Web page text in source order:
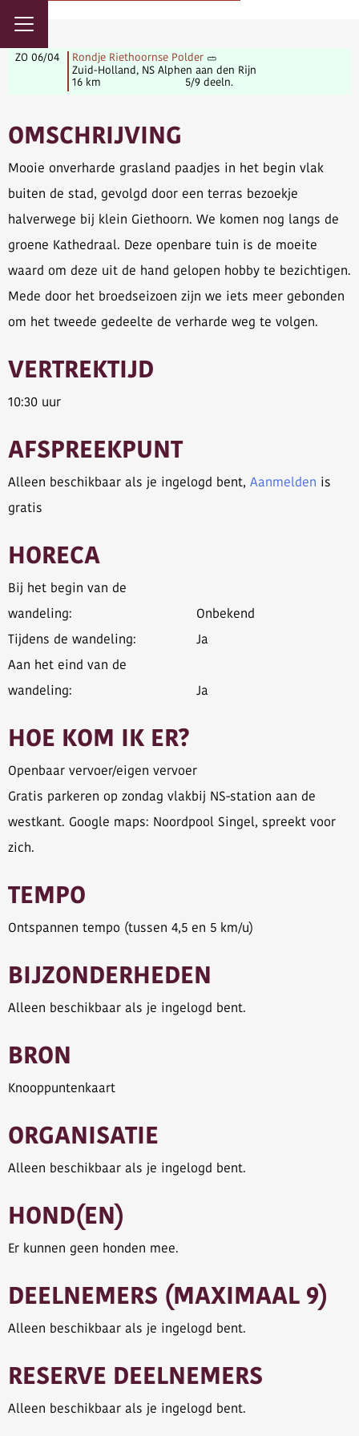
ZO 06/04 Rondje Riethoornse Polder
Zuid-Holland, NS Alphen aan den Rijn
16 km 5/9 deeln.
OMSCHRIJVING
Mooie onverharde grasland paadjes in het begin vlak
buiten de stad, gevolgd door een terras bezoekje
halverwege bij klein Giethoorn. We komen nog langs de
groene Kathedraal. Deze openbare tuin is de moeite
waard om deze uit de hand gelopen hobby te bezichtigen.
Mede door het broedseizoen zijn we iets meer gebonden
om het tweede gedeelte de verharde weg te volgen.
VERTREKTIJD
10:30 uur
AFSPREEKPUNT
Alleen beschikbaar als je ingelogd bent, Aanmelden is
gratis
HORECA
Bij het begin van de
wandeling:
Onbekend
Tijdens de wandeling:
Ja
Aan het eind van de
wandeling:
Ja
HOE KOM IK ER?
Openbaar vervoer/eigen vervoer
Gratis parkeren op zondag vlakbij NS-station aan de
westkant. Google maps: Noordpool Singel, spreekt voor
zich.
TEMPO
Ontspannen tempo (tussen 4,5 en 5 km/u)
BIJZONDERHEDEN
Alleen beschikbaar als je ingelogd bent.
BRON
Knooppuntenkaart
ORGANISATIE
Alleen beschikbaar als je ingelogd bent.
HOND(EN)
Er kunnen geen honden mee.
DEELNEMERS (MAXIMAAL 9)
Alleen beschikbaar als je ingelogd bent.
RESERVE DEELNEMERS
Alleen beschikbaar als je ingelogd bent.